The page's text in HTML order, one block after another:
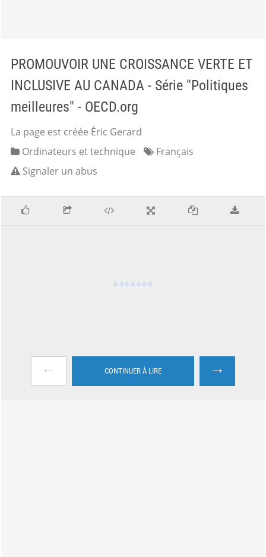
PROMOUVOIR UNE CROISSANCE VERTE ET
INCLUSIVE AU CANADA - Série "Politiques
meilleures" - OECD.org
La page est créée Éric Gerard
Ordinateurs et technique
Français
Signaler un abus
← CONTINUER À LIRE →